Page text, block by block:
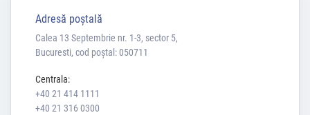
Adresă poştală
Calea 13 Septembrie nr. 1-3, sector 5,
Bucuresti, cod poștal: 050711
Centrala:
+40 21 414 1111
+40 21 316 0300